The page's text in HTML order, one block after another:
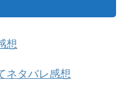
想
ネタバレ感想